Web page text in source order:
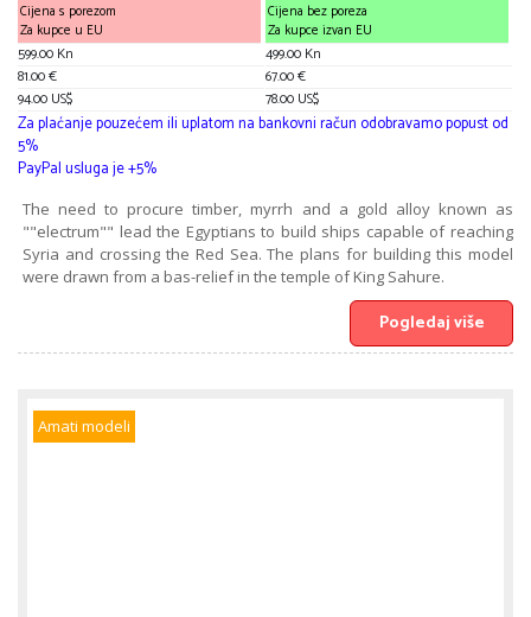
Cijena s porezom
Za kupce u EU
599.00 Kn
81.00 €
94.00 US$
Cijena bez poreza
Za kupce izvan EU
499.00 Kn
67.00 €
78.00 US$
Za plaćanje pouzećem ili uplatom na bankovni račun odobravamo popust od
5%
PayPal usluga je +5%
The need to procure timber, myrrh and a gold alloy known as
""electrum"" lead the Egyptians to build ships capable of reaching
Syria and crossing the Red Sea. The plans for building this model
were drawn from a bas-relief in the temple of King Sahure.
Pogledaj više
Amati modeli